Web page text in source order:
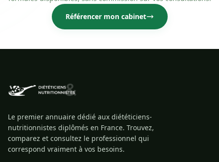
Référencer mon cabinet
Le premier annuaire dédié aux diététiciens-
nutritionnistes diplômés en France. Trouvez,
comparez et consultez le professionnel qui
correspond vraiment à vos besoins.